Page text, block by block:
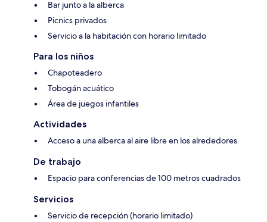
Bar junto a la alberca
Picnics privados
Servicio a la habitación con horario limitado
Para los niños
Chapoteadero
Tobogán acuático
Área de juegos infantiles
Actividades
Acceso a una alberca al aire libre en los alrededores
De trabajo
Espacio para conferencias de 100 metros cuadrados
Servicios
Servicio de recepción (horario limitado)